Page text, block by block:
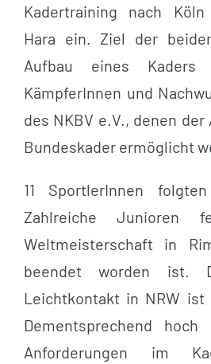
Kadertraining nach
Hara ein. Ziel der
Aufbau eines Kaders
KämpferInnen und
des NKBV e.V., denen
Bundeskader ermöglicht
11 SportlerInnen
Zahlreiche Junioren
Weltmeisterschaft in
beendet worden ist.
Leichtkontakt in NRW
Dementsprechend
Anforderungen im